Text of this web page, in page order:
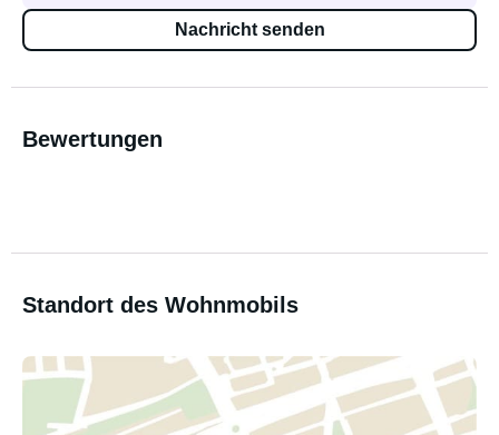
Nachricht senden
Bewertungen
Standort des Wohnmobils